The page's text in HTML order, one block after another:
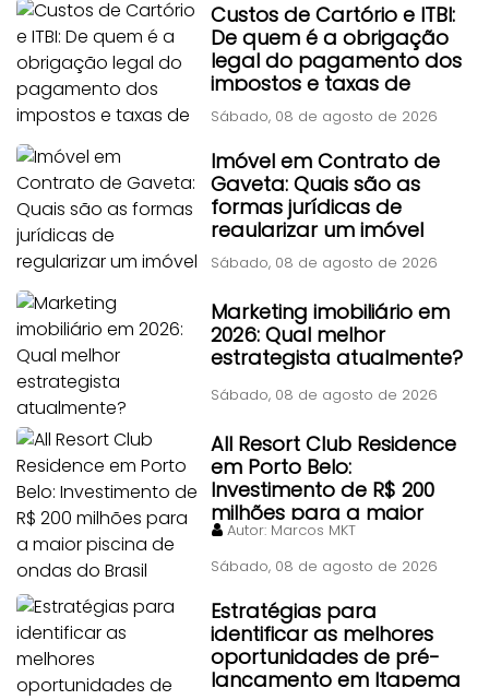
Custos de Cartório e ITBI:
De quem é a obrigação
legal do pagamento dos
impostos e taxas de
transferência?
Sábado, 08 de agosto de 2026
Imóvel em Contrato de
Gaveta: Quais são as
formas jurídicas de
regularizar um imóvel
adquirido por contrato
particular antigo?
Sábado, 08 de agosto de 2026
Marketing imobiliário em
2026: Qual melhor
estrategista atualmente?
Sábado, 08 de agosto de 2026
All Resort Club Residence
em Porto Belo:
Investimento de R$ 200
milhões para a maior
piscina de ondas do Brasil
Autor: Marcos MKT
Sábado, 08 de agosto de 2026
Estratégias para
identificar as melhores
oportunidades de pré-
lançamento em Itapema